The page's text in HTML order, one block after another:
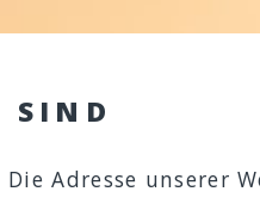
SIND
Die Adresse unserer